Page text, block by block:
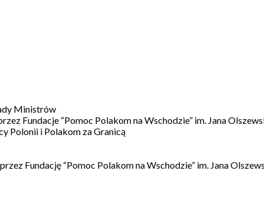
Ministrów
Fundacje “Pomoc Polakom na Wschodzie” im. Jana
Polonii i Polakom za Granicą
Fundację “Pomoc Polakom na Wschodzie” im. Jana